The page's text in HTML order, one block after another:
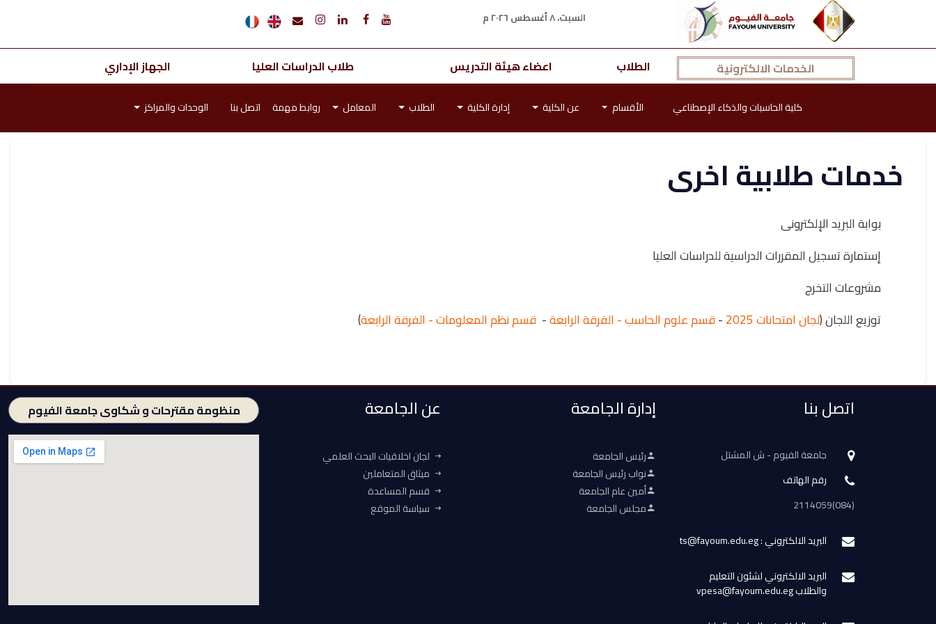
السبت، ٨ أغسطس ٢٠٢٦ م
الخدمات الالكترونية الطلاب اعضاء هيئة التدريس طلاب الدراسات العليا الجهاز الإداري
كلية الحاسبات والذكاء الإصطناعي الأقسام عن الكلية إدارة الكلية الطلاب المعامل روابط مهمة اتصل بنا الوحدات والمراكز
خدمات طلابية اخرى
بوابة البريد الإلكترونى
إستمارة تسجيل المقررات الدراسية للدراسات العليا
مشروعات التخرج
توزيع اللجان (لجان امتحانات 2025 -قسم علوم الحاسب - الفرقة الرابعة- قسم نظم المعلومات - الفرقة الرابعة)
اتصل بنا
جامعة الفيوم - ش المشتل
رقم الهاتف
(084)2114059
البريد الالكتروني : ts@fayoum.edu.eg
البريد الالكتروني لشئون التعليم
والطلاب vpesa@fayoum.edu.eg
إدارة الجامعة
رئيس الجامعة
نواب رئيس الجامعة
أمين عام الجامعة
مجلس الجامعة
عن الجامعة
لجان اخلاقيات البحث العلمي
ميثاق المتعاملين
قسم المساعدة
سياسة الموقع
منظومة مقترحات و شكاوى جامعة الفيوم